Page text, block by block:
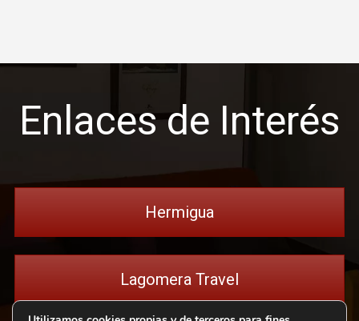
Enlaces de Interés
Hermigua
Lagomera Travel